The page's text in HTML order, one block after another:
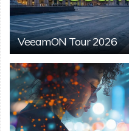
VeeamON Tour 2026